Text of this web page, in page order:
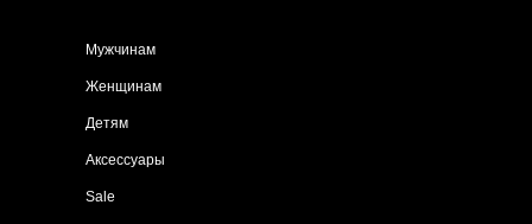
Мужчинам
Женщинам
Детям
Аксессуары
Sale